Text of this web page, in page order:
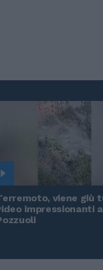
viene giù
impressionanti a